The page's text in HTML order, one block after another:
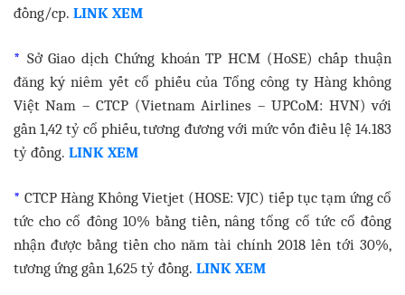
đồng/cp. LINK XEM
* Sở Giao dịch Chứng khoán TP HCM (HoSE) chấp thuận
đăng ký niêm yết cổ phiếu của Tổng công ty Hàng không
Việt Nam – CTCP (Vietnam Airlines – UPCoM: HVN) với
gần 1,42 tỷ cổ phiếu, tương đương với mức vốn điều lệ 14.183
tỷ đồng. LINK XEM
* CTCP Hàng Không Vietjet (HOSE: VJC) tiếp tục tạm ứng cổ
tức cho cổ đông 10% bằng tiền, nâng tổng cổ tức cổ đông
nhận được bằng tiền cho năm tài chính 2018 lên tới 30%,
tương ứng gần 1,625 tỷ đồng. LINK XEM